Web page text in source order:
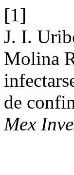
[1]
J. I.
Molina
de
Mex